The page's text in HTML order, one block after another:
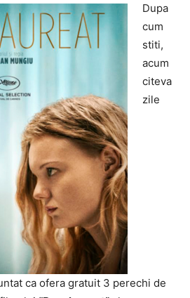
Dupa
cum
stiti,
acum
citeva
zile
ca ofera gratuit 3 perechi de